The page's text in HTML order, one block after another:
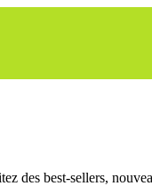
des best-sellers,